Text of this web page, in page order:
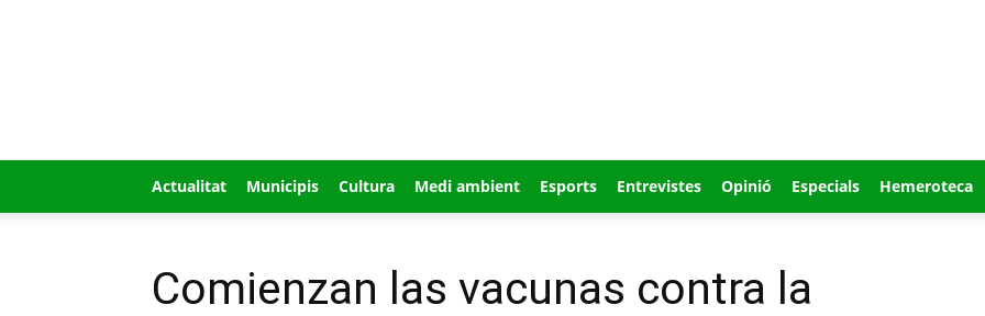
Actualitat Municipis Cultura Medi ambient Esports Entrevistes Opinió Especials Hemeroteca
Comienzan las vacunas contra la